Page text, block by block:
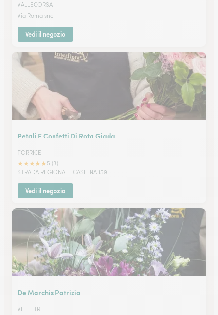
VALLECORSA
Via Roma snc
Vedi il negozio
Petali E Confetti Di Rota Giada
TORRICE
★★★★★ 5 (3)
STRADA REGIONALE CASILINA 159
Vedi il negozio
De Marchis Patrizia
VELLETRI